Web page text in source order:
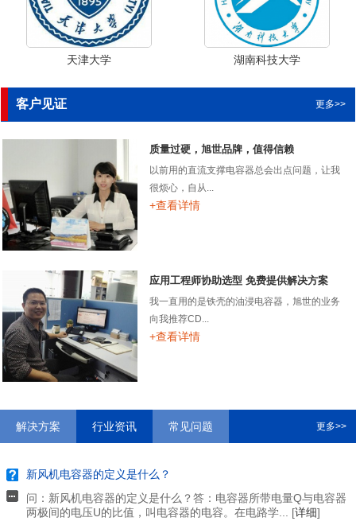
天津大学 湖南科技大学
客户见证 更多>>
质量过硬，旭世品牌，值得信赖
以前用的直流支撑电容器总会出点问题，让我
很烦心，自从...
+查看详情
应用工程师协助选型 免费提供解决方案
我一直用的是铁壳的油浸电容器，旭世的业务
向我推荐CD...
+查看详情
解决方案 行业资讯 常见问题 更多>>
新风机电容器的定义是什么？
问：新风机电容器的定义是什么？答：电容器所带电量Q与电容器
两极间的电压U的比值，叫电容器的电容。在电路学... [详细]